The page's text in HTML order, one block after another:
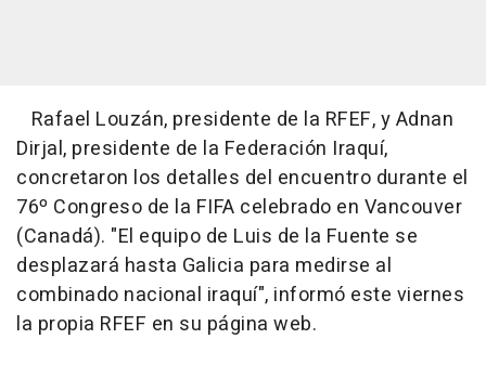
Rafael Louzán, presidente de la RFEF, y Adnan
Dirjal, presidente de la Federación Iraquí,
concretaron los detalles del encuentro durante el
76º Congreso de la FIFA celebrado en Vancouver
(Canadá). "El equipo de Luis de la Fuente se
desplazará hasta Galicia para medirse al
combinado nacional iraquí", informó este viernes
la propia RFEF en su página web.